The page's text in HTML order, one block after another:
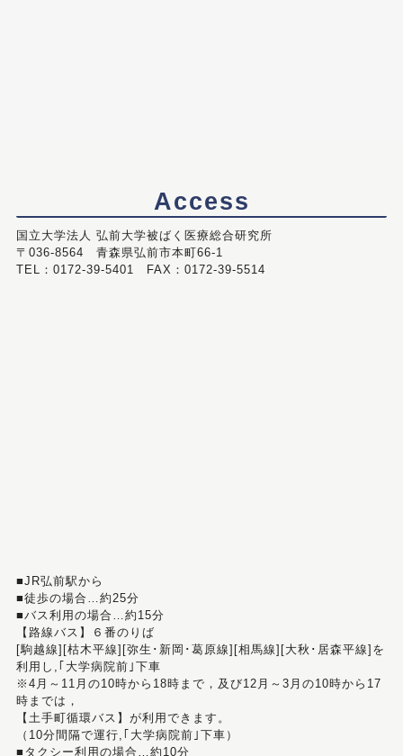
Access
国立大学法人 弘前大学被ばく医療総合研究所
〒036-8564 青森県弘前市本町66-1
TEL：0172-39-5401 FAX：0172-39-5514
■JR弘前駅から
■徒歩の場合…約25分
■バス利用の場合…約15分
【路線バス】６番のりば
[駒越線][枯木平線][弥生･新岡･葛原線][相馬線][大秋･居森平線]を
利用し,｢大学病院前｣下車
※4月～11月の10時から18時まで，及び12月～3月の10時から17
時までは，
【土手町循環バス】が利用できます。
（10分間隔で運行,｢大学病院前｣下車）
■タクシー利用の場合…約10分